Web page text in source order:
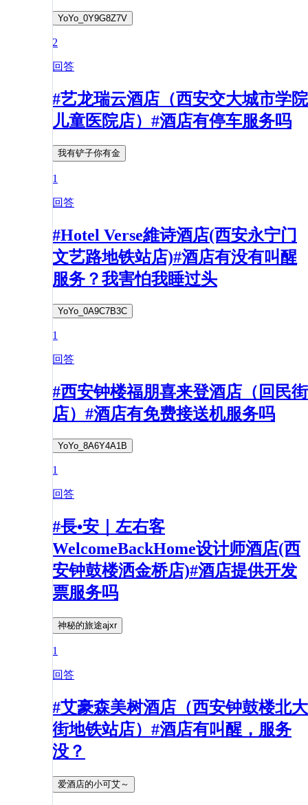
YoYo_0Y9G8Z7V
2
回答
#艺龙瑞云酒店（西安交大城市学院
儿童医院店）#酒店有停车服务吗
我有铲子你有金
1
回答
#Hotel Verse維诗酒店(西安永宁门
文艺路地铁站店)#酒店有没有叫醒
服务？我害怕我睡过头
YoYo_0A9C7B3C
1
回答
#西安钟楼福朋喜来登酒店（回民街
店）#酒店有免费接送机服务吗
YoYo_8A6Y4A1B
1
回答
#長•安｜左右客
WelcomeBackHome设计师酒店(西
安钟鼓楼洒金桥店)#酒店提供开发
票服务吗
神秘的旅途ajxr
1
回答
#艾豪森美树酒店（西安钟鼓楼北大
街地铁站店）#酒店有叫醒，服务
没？
爱酒店的小可艾～